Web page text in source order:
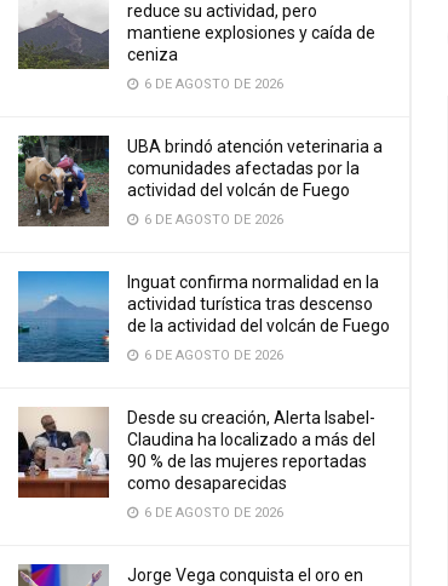
reduce su actividad, pero
mantiene explosiones y caída de
ceniza
6 DE AGOSTO DE 2026
UBA brindó atención veterinaria a
comunidades afectadas por la
actividad del volcán de Fuego
6 DE AGOSTO DE 2026
Inguat confirma normalidad en la
actividad turística tras descenso
de la actividad del volcán de Fuego
6 DE AGOSTO DE 2026
Desde su creación, Alerta Isabel-
Claudina ha localizado a más del
90 % de las mujeres reportadas
como desaparecidas
6 DE AGOSTO DE 2026
Jorge Vega conquista el oro en